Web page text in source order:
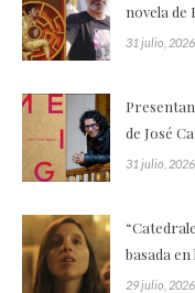
novela de
31 julio, 2026
de José
31 julio, 2026
basada
29 julio, 2026